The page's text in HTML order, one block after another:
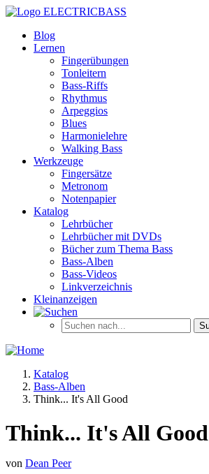
ELECTRICBASS
Blog
Lernen
Fingerübungen
Tonleitern
Bass-Riffs
Rhythmus
Arpeggios
Blues
Harmonielehre
Walking Bass
Werkzeuge
Fingersätze
Metronom
Notenpapier
Katalog
Lehrbücher
Lehrbücher mit DVDs
Bücher zum Thema Bass
Bass-Alben
Bass-Videos
Linkverzeichnis
Kleinanzeigen
Katalog
Bass-Alben
Think... It's All Good
Think... It's All Good
von Dean Peer